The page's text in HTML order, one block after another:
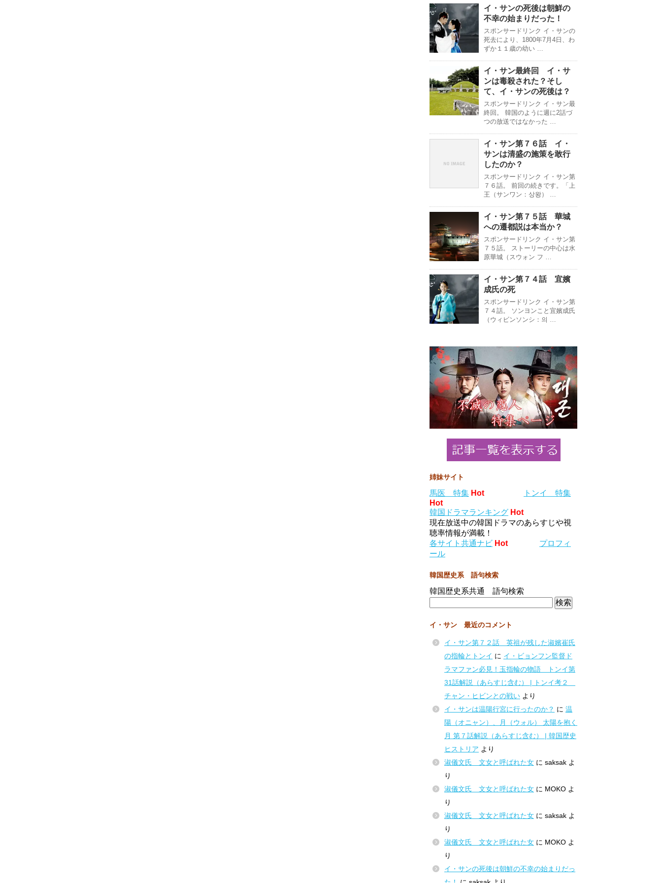
イ・サンの死後は朝鮮の
不幸の始まりだった！
スポンサードリンク イ・サンの
死去により、1800年7月4日、わ
ずか１１歳の幼い …
イ・サン最終回 イ・サ
ンは毒殺された？そし
て、イ・サンの死後は？
スポンサードリンク イ・サン最
終回。 韓国のように週に2話づ
つの放送ではなかった …
イ・サン第７６話 イ・
サンは清盛の施策を敢行
したのか？
スポンサードリンク イ・サン第
７６話。 前回の続きです。「上
王（サンワン：상왕） …
イ・サン第７５話 華城
への遷都説は本当か？
スポンサードリンク イ・サン第
７５話。 ストーリーの中心は水
原華城（スウォン フ …
イ・サン第７４話 宜嬪
成氏の死
スポンサードリンク イ・サン第
７４話。 ソンヨンこと宜嬪成氏
（ウィビンソンシ：의 …
姉妹サイト
馬医 特集 Hot
トンイ 特集
Hot
韓国ドラマランキング Hot
現在放送中の韓国ドラマのあらすじや視
聴率情報が満載！
各サイト共通ナビ Hot
プロフィ
ール
韓国歴史系 語句検索
韓国歴史系共通 語句検索
イ・サン 最近のコメント
イ・サン第７２話 英祖が残した淑嬪崔氏
の指輪とトンイ に イ・ビョンフン監督ド
ラマファン必見！玉指輪の物語 トンイ第
31話解説（あらすじ含む） | トンイ考２
チャン・ヒビンとの戦い より
イ・サンは温陽行宮に行ったのか？ に 温
陽（オニャン）、月（ウォル） 太陽を抱く
月 第７話解説（あらすじ含む） | 韓国歴史
ヒストリア より
淑儀文氏 文女と呼ばれた女 に saksak よ
り
淑儀文氏 文女と呼ばれた女 に MOKO よ
り
淑儀文氏 文女と呼ばれた女 に saksak よ
り
淑儀文氏 文女と呼ばれた女 に MOKO よ
り
イ・サンの死後は朝鮮の不幸の始まりだっ